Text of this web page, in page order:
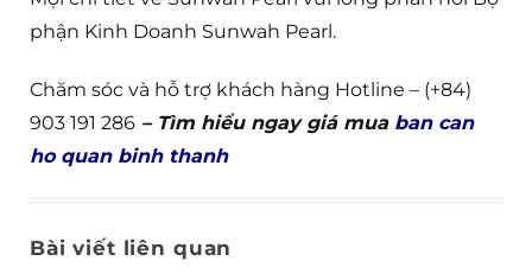
phận Kinh Doanh Sunwah Pearl.
Chăm sóc và hỗ trợ khách hàng Hotline – (+84)
903 191 286 – Tìm hiểu ngay giá mua ban can
ho quan binh thanh
Bài viết liên quan